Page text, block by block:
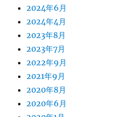
2024年6月
2024年4月
2023年8月
2023年7月
2022年9月
2021年9月
2020年8月
2020年6月